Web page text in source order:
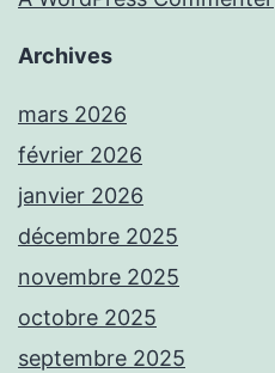
Archives
mars 2026
février 2026
janvier 2026
décembre 2025
novembre 2025
octobre 2025
septembre 2025